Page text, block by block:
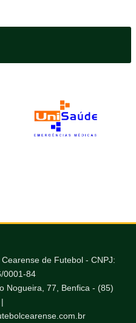
de Futebol - CNPJ:
0001-84
Nogueira, 77, Benfica - (85)